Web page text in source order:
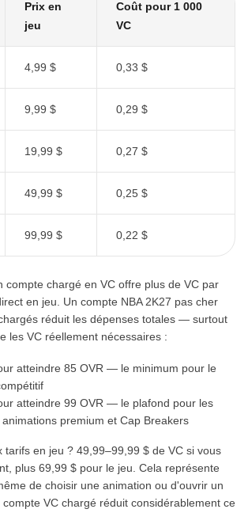
Prix en
jeu
Coût pour 1 000
VC
4,99 $ 0,33 $
9,99 $ 0,29 $
19,99 $ 0,27 $
49,99 $ 0,25 $
99,99 $ 0,22 $
compte chargé en VC offre plus de VC par
en jeu. Un compte NBA 2K27 pas cher
réduit les dépenses totales — surtout
les VC réellement nécessaires :
atteindre 85 OVR — le minimum pour le
atteindre 99 OVR — le plafond pour les
premium et Cap Breakers
tarifs en jeu ? 49,99–99,99 $ de VC si vous
plus 69,99 $ pour le jeu. Cela représente
de choisir une animation ou d'ouvrir un
VC chargé réduit considérablement ce